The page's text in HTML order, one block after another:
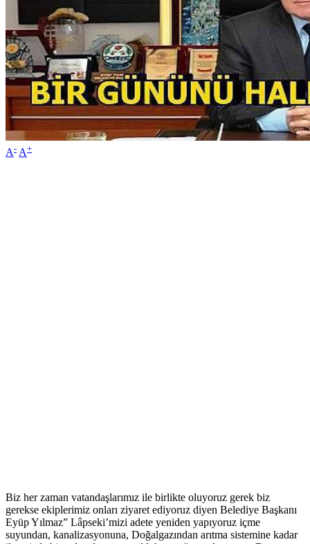
A- A+
Biz her zaman vatandaşlarımız ile birlikte oluyoruz gerek biz
gerekse ekiplerimiz onları ziyaret ediyoruz diyen Belediye Başkanı
Eyüp Yılmaz” Lâpseki’mizi adete yeniden yapıyoruz içme
suyundan, kanalizasyonuna, Doğalgazından arıtma sistemine kadar